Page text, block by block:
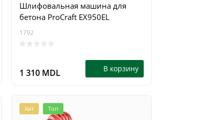
Шлифовальная машина для
бетона ProCraft EX950EL
1792
1 310 MDL В корзину
Хит Топ